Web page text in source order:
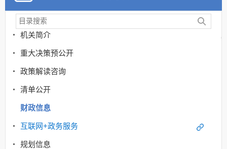
机关简介
重大决策预公开
政策解读咨询
清单公开
财政信息
互联网+政务服务
规划信息